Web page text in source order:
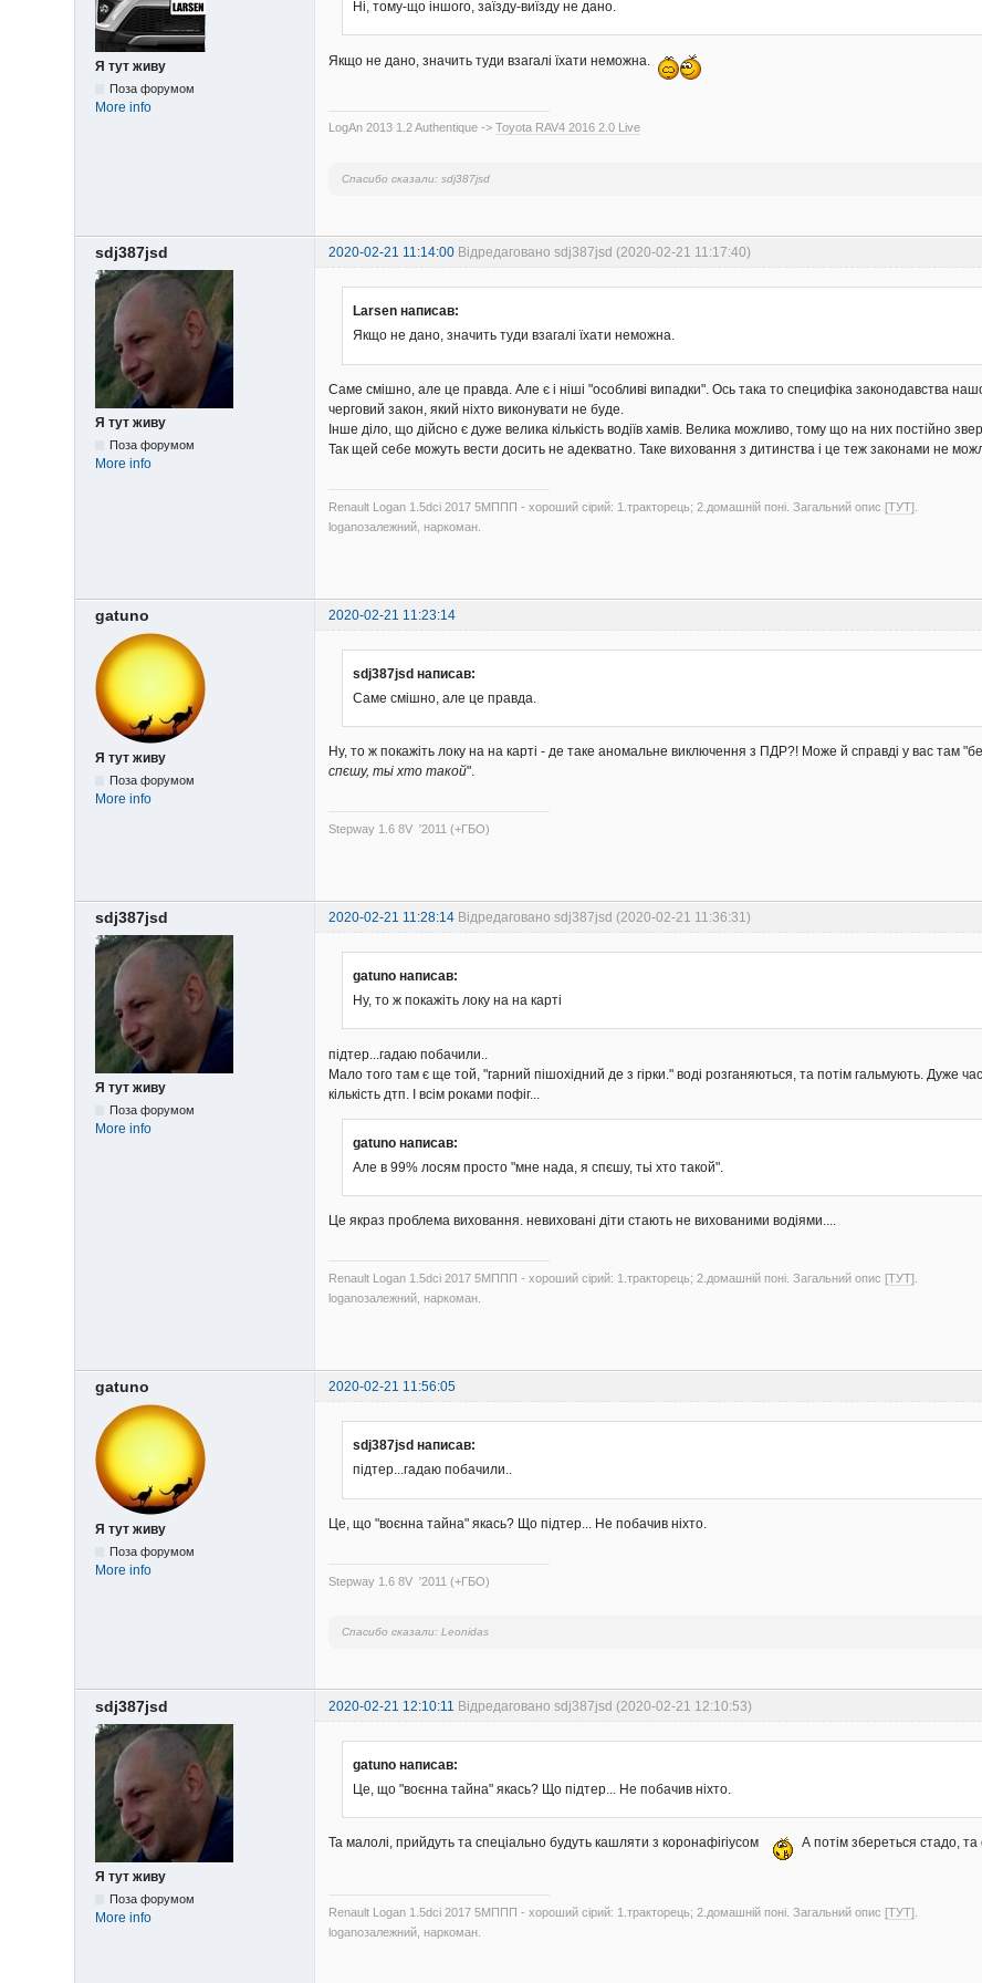
Я тут живу
Поза форумом
More info
Ні, тому-що іншого, заїзду-виїзду не дано.
Якщо не дано, значить туди взагалі їхати неможна.
LogAn 2013 1.2 Authentique ->Toyota RAV4 2016 2.0 Live
Спасибо сказали: sdj387jsd
sdj387jsd 2020-02-21 11:14:00 Відредаговано sdj387jsd (2020-02-21 11:17:40)
Я тут живу
Поза форумом
More info
Larsen написав:
Якщо не дано, значить туди взагалі їхати неможна.
Саме смішно, але це правда. Але є і ніші "особливі випадки". Ось така то специфіка законодавства
черговий закон, який ніхто виконувати не буде.
Інше діло, що дійсно є дуже велика кількість водіїв хамів. Велика можливо, тому що на них постійно
Так щей себе можуть вести досить не адекватно. Таке виховання з дитинства і це теж законами не
Renault Logan 1.5dci 2017 5МППП - хороший сірий: 1.тракторець; 2.домашній поні. Загальний опис [ТУТ]
loganозалежний, наркоман.
gatuno 2020-02-21 11:23:14
Я тут живу
Поза форумом
More info
sdj387jsd написав:
Саме смішно, але це правда.
Ну, то ж покажіть локу на на карті - де таке аномальне виключення з ПДР?! Може й справді у вас там
спєшу, тьі хто такой".
Stepway 1.6 8V '2011 (+ГБО)
sdj387jsd 2020-02-21 11:28:14 Відредаговано sdj387jsd (2020-02-21 11:36:31)
Я тут живу
Поза форумом
More info
gatuno написав:
Ну, то ж покажіть локу на на карті
підтер...гадаю побачили..
Мало того там є ще той, "гарний пішохідний де з гірки." воді розганяються, та потім гальмують. Дуже
кількість дтп. І всім роками пофіг...
gatuno написав:
Але в 99% лосям просто "мне нада, я спєшу, тьі хто такой".
Це якраз проблема виховання. невиховані діти стають не вихованими водіями....
Renault Logan 1.5dci 2017 5МППП - хороший сірий: 1.тракторець; 2.домашній поні. Загальний опис [ТУТ]
loganозалежний, наркоман.
gatuno 2020-02-21 11:56:05
Я тут живу
Поза форумом
More info
sdj387jsd написав:
підтер...гадаю побачили..
Це, що "воєнна тайна" якась? Що підтер... Не побачив ніхто.
Stepway 1.6 8V '2011 (+ГБО)
Спасибо сказали:Leonidas
sdj387jsd 2020-02-21 12:10:11 Відредаговано sdj387jsd (2020-02-21 12:10:53)
Я тут живу
Поза форумом
More info
gatuno написав:
Це, що "воєнна тайна" якась? Що підтер... Не побачив ніхто.
Та малолі, прийдуть та спеціально будуть кашляти з коронафігіусом А потім збереться стадо,
Renault Logan 1.5dci 2017 5МППП - хороший сірий: 1.тракторець; 2.домашній поні. Загальний опис [ТУТ]
loganозалежний, наркоман.